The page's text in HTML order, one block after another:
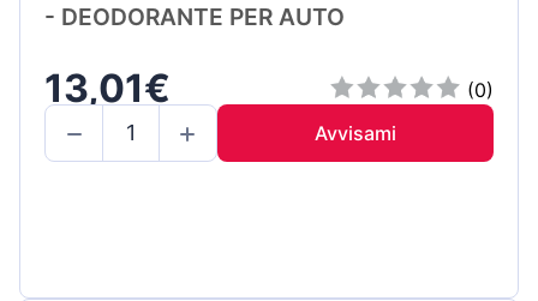
- DEODORANTE PER AUTO
13,01€
(0)
Avvisami